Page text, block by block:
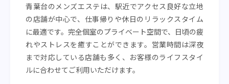
青葉台のメンズエステは、駅近でアクセス良好な立地
の店舗が中心で、仕事帰りや休日のリラックスタイム
に最適です。完全個室のプライベート空間で、日頃の疲
れやストレスを癒すことができます。営業時間は深夜
まで対応している店舗も多く、お客様のライフスタイ
ルに合わせてご利用いただけます。